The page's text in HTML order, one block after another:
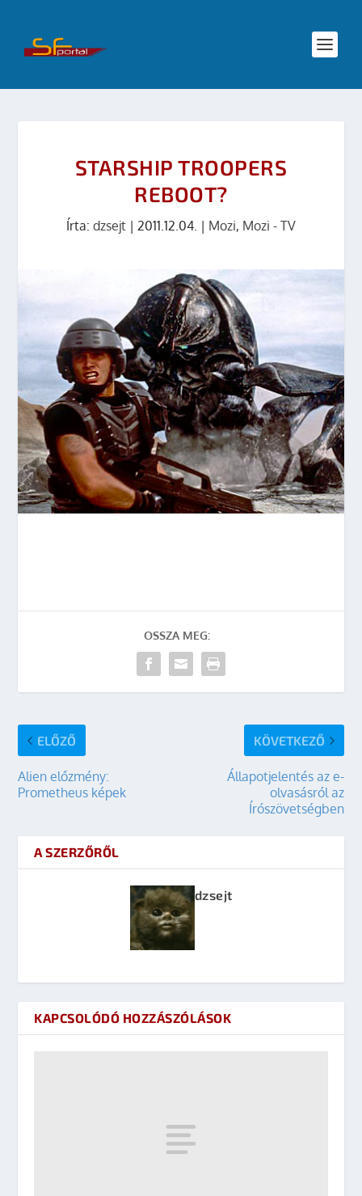
STARSHIP TROOPERS
REBOOT?
Írta: dzsejt | 2011.12.04. | Mozi, Mozi - TV
OSSZA MEG:
ELŐZŐ
Alien előzmény:
Prometheus képek
KÖVETKEZŐ
Állapotjelentés az e-
olvasásról az
Írószövetségben
A SZERZŐRŐL
dzsejt
KAPCSOLÓDÓ HOZZÁSZÓLÁSOK